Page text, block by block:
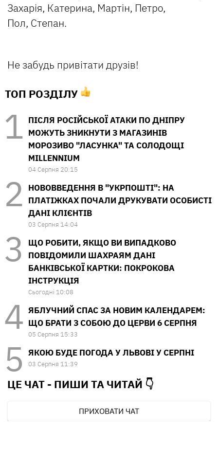
Захарія, Катерина, Мартін, Петро,
Пол, Степан.
Не забудь привітати друзів!
ТОП РОЗДІЛУ
ПІСЛЯ РОСІЙСЬКОЇ АТАКИ ПО ДНІПРУ
МОЖУТЬ ЗНИКНУТИ З МАГАЗИНІВ
МОРОЗИВО "ЛАСУНКА" ТА СОЛОДОЩІ
MILLENNIUM
04 Серпня 20:15
НОВОВВЕДЕННЯ В "УКРПОШТІ": НА
ПЛАТІЖКАХ ПОЧАЛИ ДРУКУВАТИ ОСОБИСТІ
ДАНІ КЛІЄНТІВ
03 Серпня 14:04
ЩО РОБИТИ, ЯКЩО ВИ ВИПАДКОВО
ПОВІДОМИЛИ ШАХРАЯМ ДАНІ
БАНКІВСЬКОЇ КАРТКИ: ПОКРОКОВА
ІНСТРУКЦІЯ
Сьогодні 10:08
ЯБЛУЧНИЙ СПАС ЗА НОВИМ КАЛЕНДАРЕМ:
ЩО БРАТИ З СОБОЮ ДО ЦЕРВИ 6 СЕРПНЯ
05 Серпня 15:33
ЯКОЮ БУДЕ ПОГОДА У ЛЬВОВІ У СЕРПНІ
03 Серпня 11:39
ЦЕ ЧАТ - ПИШИ ТА ЧИТАЙ 👇
ПРИХОВАТИ ЧАТ